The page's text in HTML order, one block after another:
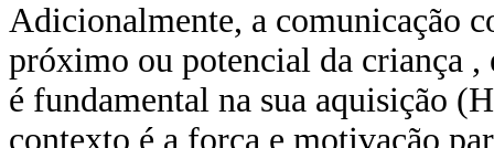
Adicionalmente, a comunicação
próximo ou potencial da criança ,
é fundamental na sua aquisição
contexto é a força e motivação